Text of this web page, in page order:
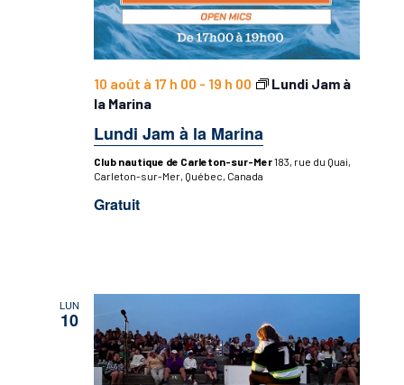
Lundi Jam à la Marina
10 août à 17 h 00 - 19 h 00
Lundi Jam à
la Marina
Club nautique de Carleton-sur-Mer183, rue du Quai,
Carleton-sur-Mer, Québec, Canada
Gratuit
LUN
10